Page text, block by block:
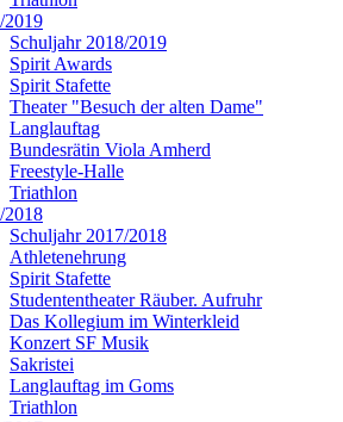
2019
Schuljahr 2018/2019
Spirit Awards
Spirit Stafette
Theater "Besuch der alten Dame"
Langlauftag
Bundesrätin Viola Amherd
Freestyle-Halle
Triathlon
2018
Schuljahr 2017/2018
Athletenehrung
Spirit Stafette
Studententheater Räuber. Aufruhr
Das Kollegium im Winterkleid
Konzert SF Musik
Sakristei
Langlauftag im Goms
Triathlon